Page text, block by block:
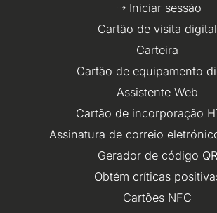
Iniciar sessão
Cartão de visita digital
Carteira
Cartão de equipamento
Assistente Web
Cartão de incorporação
Assinatura de correio
Gerador de código QR
Obtém críticas
Cartões NFC